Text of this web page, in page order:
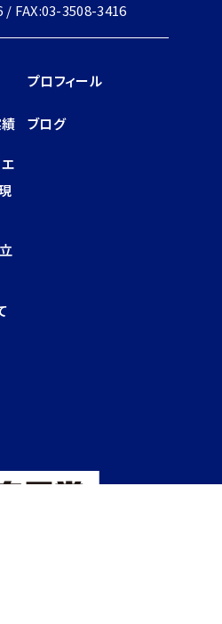
/ FAX:03-3508-3416
プロフィール
ブログ